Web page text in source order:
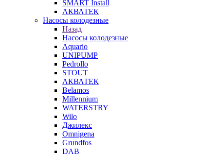
SMART Install
АКВАТЕК
Насосы колодезные
Назад
Насосы колодезные
Aquario
UNIPUMP
Pedrollo
STOUT
АКВАТЕК
Belamos
Millennium
WATERSTRY
Wilo
Джилекс
Omnigena
Grundfos
DAB